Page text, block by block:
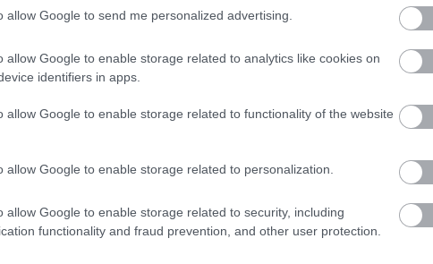
allow Google to send me personalized advertising.
allow Google to enable storage related to analytics like cookies on
identifiers in apps.
allow Google to enable storage related to functionality of the website
allow Google to enable storage related to personalization.
allow Google to enable storage related to security, including
functionality and fraud prevention, and other user protection.
ΟΙΚΟΓΕΝΕΙΑΚΟ SUV ME 24.990 ΕΥΡΩ
ΝΕΑ MERCEDES GLB
μπαταρίας είναι ότι αποδίδει καλύτερα σε
- όμως έχει το μειονέκτημα της χαμηλότερης
μπαταρία λιθίου.